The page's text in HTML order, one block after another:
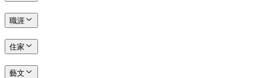
職涯
住家
藝文